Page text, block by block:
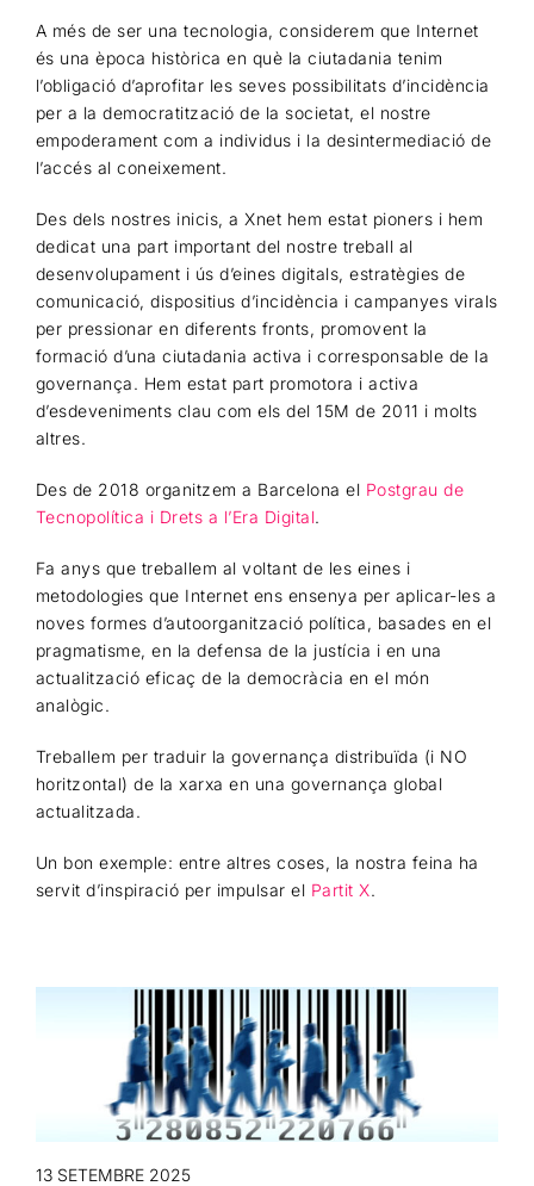
A més de ser una tecnologia, considerem que Internet
és una època històrica en què la ciutadania tenim
l’obligació d’aprofitar les seves possibilitats d’incidència
per a la democratització de la societat, el nostre
empoderament com a individus i la desintermediació de
l’accés al coneixement.
Des dels nostres inicis, a Xnet hem estat pioners i hem
dedicat una part important del nostre treball al
desenvolupament i ús d’eines digitals, estratègies de
comunicació, dispositius d’incidència i campanyes virals
per pressionar en diferents fronts, promovent la
formació d’una ciutadania activa i corresponsable de la
governança. Hem estat part promotora i activa
d’esdeveniments clau com els del 15M de 2011 i molts
altres.
Des de 2018 organitzem a Barcelona el Postgrau de
Tecnopolítica i Drets a l’Era Digital.
Fa anys que treballem al voltant de les eines i
metodologies que Internet ens ensenya per aplicar-les a
noves formes d’autoorganització política, basades en el
pragmatisme, en la defensa de la justícia i en una
actualització eficaç de la democràcia en el món
analògic.
Treballem per traduir la governança distribuïda (i NO
horitzontal) de la xarxa en una governança global
actualitzada.
Un bon exemple: entre altres coses, la nostra feina ha
servit d’inspiració per impulsar el Partit X.
13 SETEMBRE 2025